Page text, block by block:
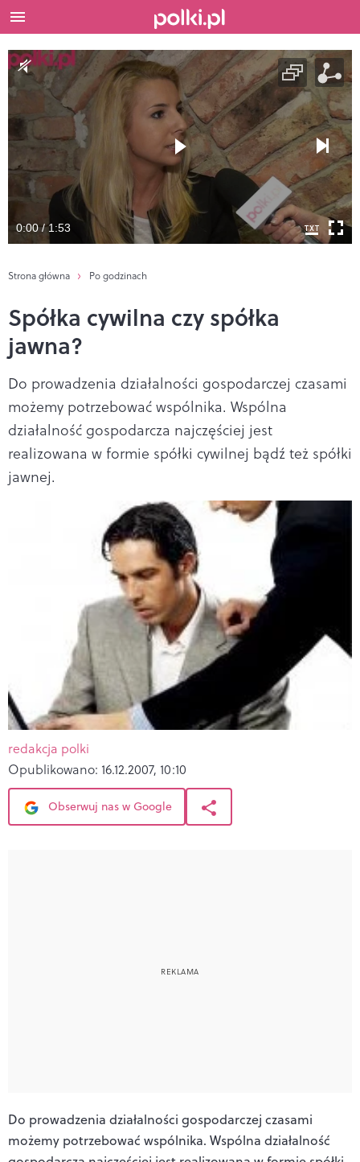
0:00 / 1:53
Strona główna Po godzinach
Spółka cywilna czy spółka
jawna?
Do prowadzenia działalności gospodarczej czasami
możemy potrzebować wspólnika. Wspólna
działalność gospodarcza najczęściej jest
realizowana w formie spółki cywilnej bądź też spółki
jawnej.
redakcja polki
Opublikowano: 16.12.2007, 10:10
Obserwuj nas w Google
Do prowadzenia działalności gospodarczej czasami
możemy potrzebować wspólnika. Wspólna działalność